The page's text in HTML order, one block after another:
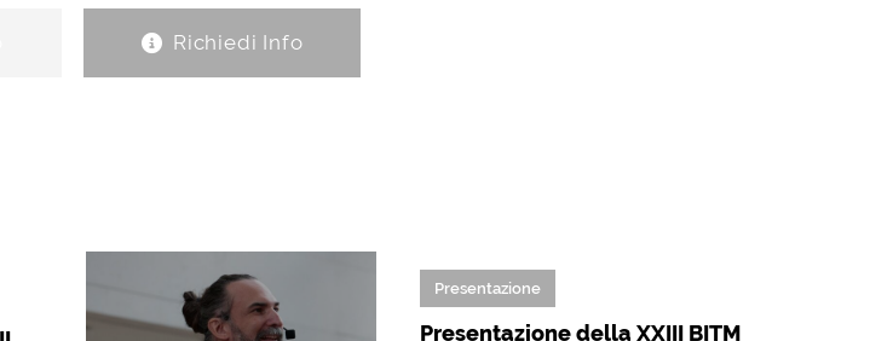
Richiedi Info
Presentazione
Presentazione della XXIII BITM